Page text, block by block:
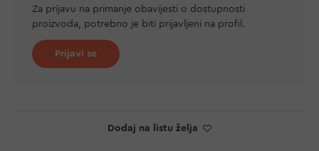
Za prijavu na primanje obavijesti o dostupnosti
proizvoda, potrebno je biti prijavljeni na profil.
Prijavi se
Dodaj na listu želja